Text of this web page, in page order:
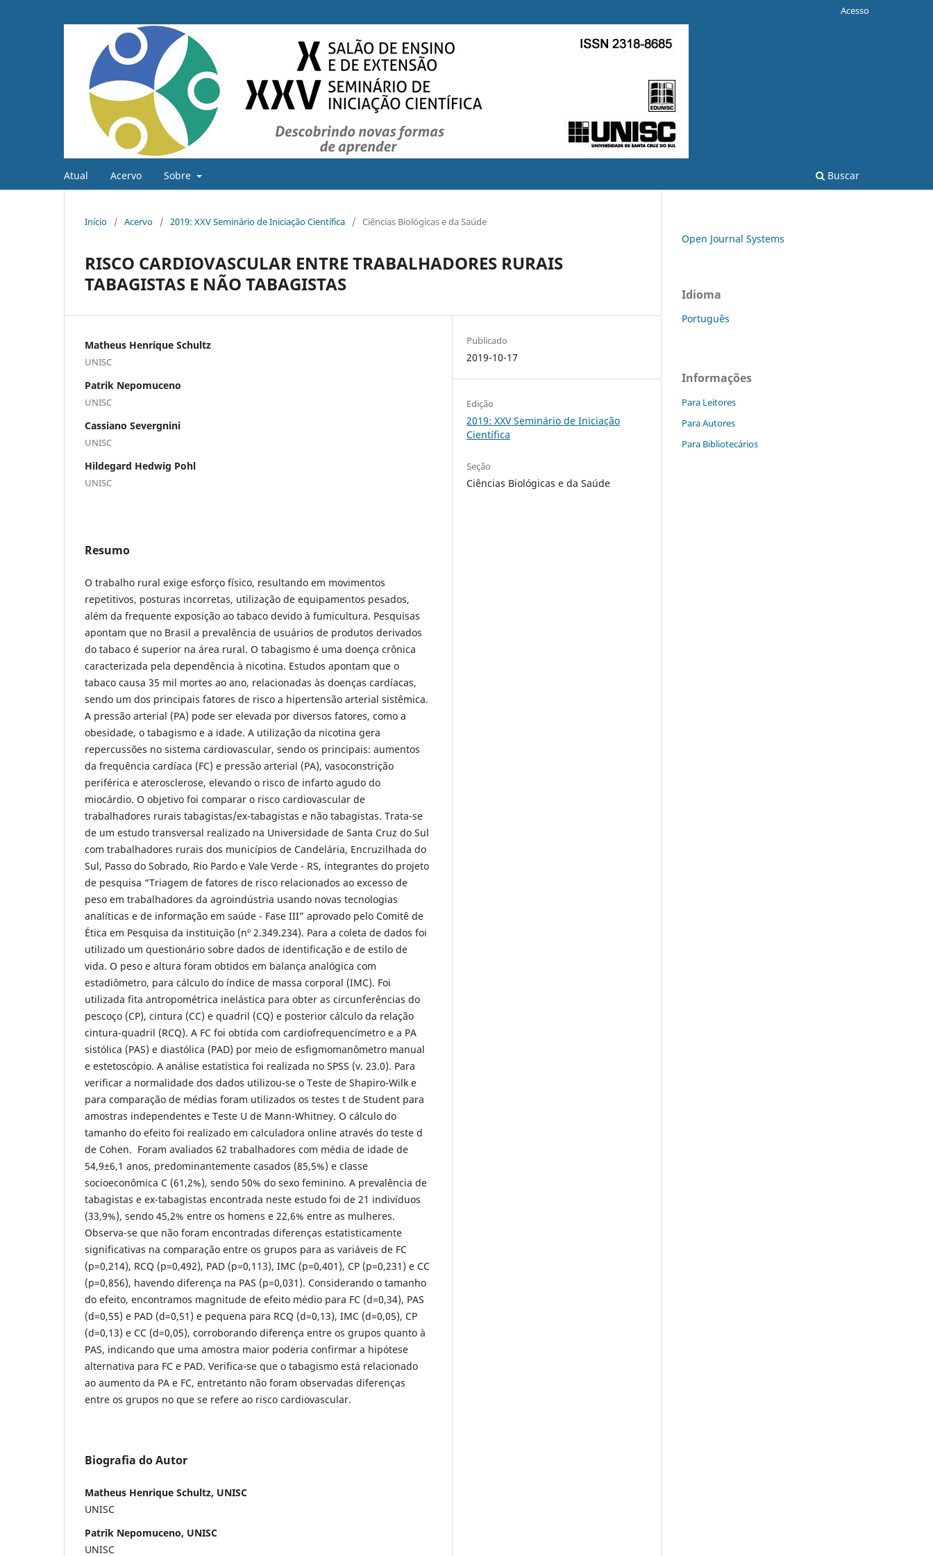
Atual Acervo Sobre Buscar
Acesso
Início / Acervo / 2019: XXV Seminário de Iniciação Científica / Ciências Biológicas e da Saúde
RISCO CARDIOVASCULAR ENTRE TRABALHADORES RURAIS
TABAGISTAS E NÃO TABAGISTAS
Matheus Henrique Schultz
UNISC
Patrik Nepomuceno
UNISC
Cassiano Severgnini
UNISC
Hildegard Hedwig Pohl
UNISC
Resumo
O trabalho rural exige esforço físico, resultando em movimentos
repetitivos, posturas incorretas, utilização de equipamentos pesados,
além da frequente exposição ao tabaco devido à fumicultura. Pesquisas
apontam que no Brasil a prevalência de usuários de produtos derivados
do tabaco é superior na área rural. O tabagismo é uma doença crônica
caracterizada pela dependência à nicotina. Estudos apontam que o
tabaco causa 35 mil mortes ao ano, relacionadas às doenças cardíacas,
sendo um dos principais fatores de risco a hipertensão arterial sistêmica.
A pressão arterial (PA) pode ser elevada por diversos fatores, como a
obesidade, o tabagismo e a idade. A utilização da nicotina gera
repercussões no sistema cardiovascular, sendo os principais: aumentos
da frequência cardíaca (FC) e pressão arterial (PA), vasoconstrição
periférica e aterosclerose, elevando o risco de infarto agudo do
miocárdio. O objetivo foi comparar o risco cardiovascular de
trabalhadores rurais tabagistas/ex-tabagistas e não tabagistas. Trata-se
de um estudo transversal realizado na Universidade de Santa Cruz do Sul
com trabalhadores rurais dos municípios de Candelária, Encruzilhada do
Sul, Passo do Sobrado, Rio Pardo e Vale Verde - RS, integrantes do projeto
de pesquisa “Triagem de fatores de risco relacionados ao excesso de
peso em trabalhadores da agroindústria usando novas tecnologias
analíticas e de informação em saúde - Fase III” aprovado pelo Comitê de
Ética em Pesquisa da instituição (nº 2.349.234). Para a coleta de dados foi
utilizado um questionário sobre dados de identificação e de estilo de
vida. O peso e altura foram obtidos em balança analógica com
estadiômetro, para cálculo do índice de massa corporal (IMC). Foi
utilizada fita antropométrica inelástica para obter as circunferências do
pescoço (CP), cintura (CC) e quadril (CQ) e posterior cálculo da relação
cintura-quadril (RCQ). A FC foi obtida com cardiofrequencímetro e a PA
sistólica (PAS) e diastólica (PAD) por meio de esfigmomanômetro manual
e estetoscópio. A análise estatística foi realizada no SPSS (v. 23.0). Para
verificar a normalidade dos dados utilizou-se o Teste de Shapiro-Wilk e
para comparação de médias foram utilizados os testes t de Student para
amostras independentes e Teste U de Mann-Whitney. O cálculo do
tamanho do efeito foi realizado em calculadora online através do teste d
de Cohen. Foram avaliados 62 trabalhadores com média de idade de
54,9±6,1 anos, predominantemente casados (85,5%) e classe
socioeconômica C (61,2%), sendo 50% do sexo feminino. A prevalência de
tabagistas e ex-tabagistas encontrada neste estudo foi de 21 indivíduos
(33,9%), sendo 45,2% entre os homens e 22,6% entre as mulheres.
Observa-se que não foram encontradas diferenças estatisticamente
significativas na comparação entre os grupos para as variáveis de FC
(p=0,214), RCQ (p=0,492), PAD (p=0,113), IMC (p=0,401), CP (p=0,231) e CC
(p=0,856), havendo diferença na PAS (p=0,031). Considerando o tamanho
do efeito, encontramos magnitude de efeito médio para FC (d=0,34), PAS
(d=0,55) e PAD (d=0,51) e pequena para RCQ (d=0,13), IMC (d=0,05), CP
(d=0,13) e CC (d=0,05), corroborando diferença entre os grupos quanto à
PAS, indicando que uma amostra maior poderia confirmar a hipótese
alternativa para FC e PAD. Verifica-se que o tabagismo está relacionado
ao aumento da PA e FC, entretanto não foram observadas diferenças
entre os grupos no que se refere ao risco cardiovascular.
Biografia do Autor
Matheus Henrique Schultz, UNISC
UNISC
Patrik Nepomuceno, UNISC
UNISC
Publicado
2019-10-17
Edição
2019: XXV Seminário de Iniciação
Científica
Seção
Ciências Biológicas e da Saúde
Open Journal Systems
Idioma
Português
Informações
Para Leitores
Para Autores
Para Bibliotecários